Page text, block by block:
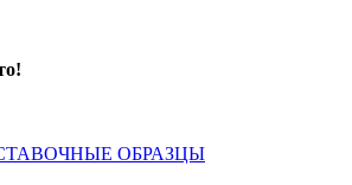
ОБРАЗЦЫ